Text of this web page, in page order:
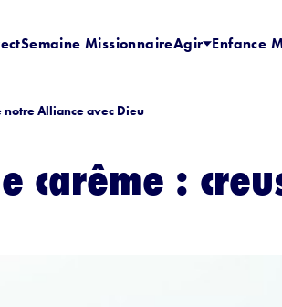
Semaine MissionnaireAgir Enfance
notre Alliance avec Dieu
carême :